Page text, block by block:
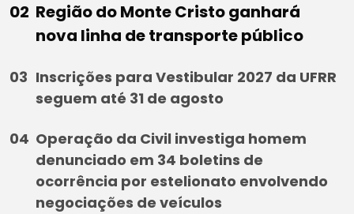
Região do Monte Cristo ganhará
nova linha de transporte público
Inscrições para Vestibular 2027 da UFRR
seguem até 31 de agosto
Operação da Civil investiga homem
denunciado em 34 boletins de
ocorrência por estelionato envolvendo
negociações de veículos